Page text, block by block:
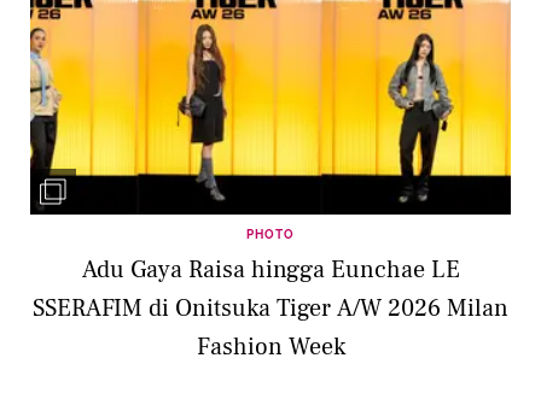
PHOTO
Adu Gaya Raisa hingga Eunchae LE
SSERAFIM di Onitsuka Tiger A/W 2026 Milan
Fashion Week